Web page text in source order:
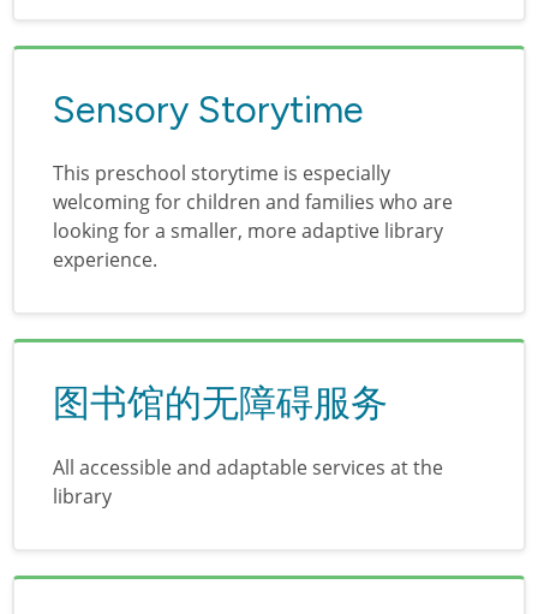
Sensory Storytime
This preschool storytime is especially
welcoming for children and families who are
looking for a smaller, more adaptive library
experience.
图书馆的无障碍服务
All accessible and adaptable services at the
library